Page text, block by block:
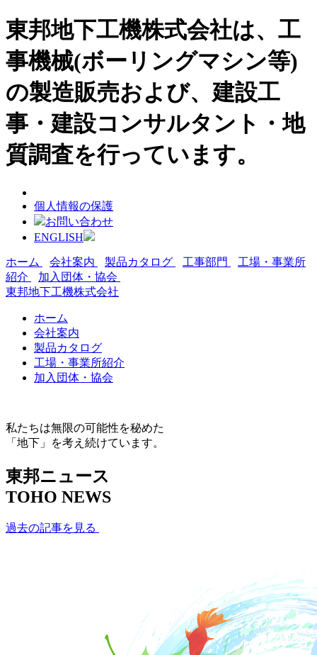
東邦地下工機株式会社は、工
事機械(ボーリングマシン等)
の製造販売および、建設工
事・建設コンサルタント・地
質調査を行っています。
個人情報の保護
お問い合わせ
ENGLISH
ホーム 会社案内 製品カタログ 工事部門
工場・事業所
紹介
加入団体・協会
東邦地下工機株式会社
ホーム
会社案内
製品カタログ
工場・事業所紹介
加入団体・協会
私たちは無限の可能性を秘めた
「地下」を考え続けています。
東邦ニュース
TOHO NEWS
過去の記事を見る